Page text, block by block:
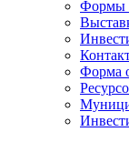
Формы
Форма